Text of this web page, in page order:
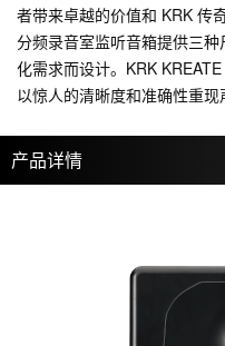
者带来卓越的价值和 KRK 传
分频录音室监听音箱提供三
化需求而设计。KRK
以惊人的清晰度和准确性重现
产品详情